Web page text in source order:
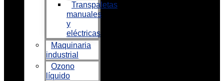
Transpaletas
manuales
y
eléctricas
Maquinaria
industrial
Ozono
líquido